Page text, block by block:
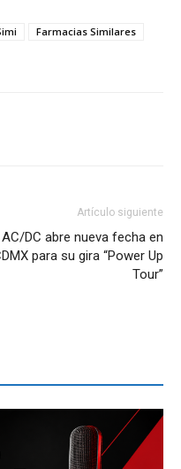
Farmacias Similares
Artículo siguiente
AC/DC abre nueva fecha en
para su gira “Power Up
Tour”